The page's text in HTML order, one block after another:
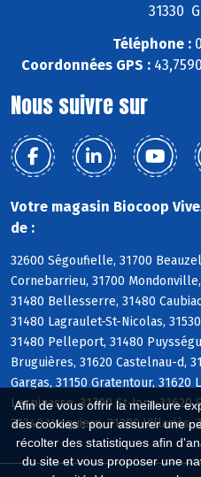
Afin de vous offrir la meilleure
des cookies : pour assurer une
récolter des statistiques afin
du site et vous proposer une
31330
Téléphone :
Coordonnées GPS :
Nous suivre sur
Votre magasin Biocoop
de :
32600 Ségoufielle, 31700
Cornebarrieu, 31700
31480 Bellesserre, 31480
31480 Lagraulet-St-Nicolas,
31480 Pelleport, 31480
Bruguières, 31620 Castelnau-d,
Gargas, 31150 Gratentour, 31620
Lespinasse, 31790 St-Jory, 31620
31340 Vacquiers, 31380 Villariès,